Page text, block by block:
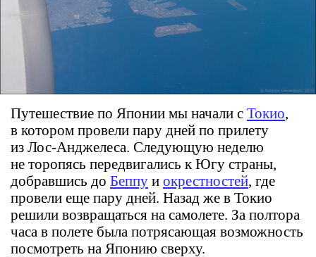
Путешествие по Японии мы начали с Токио
в котором провели пару дней по прилету
из Лос-Анджелеса. Следующую неделю
не торопясь передвигались к Югу страны,
добравшись до Беппу и окрестностей , где
провели еще пару дней. Назад же в Токио
решили возвращаться на самолете. За полтора
часа в полете была потрясающая возможность
посмотреть на Японию сверху.